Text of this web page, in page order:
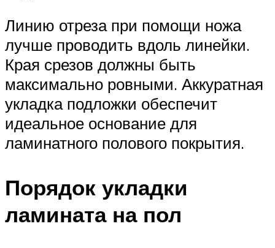
Линию отреза при помощи ножа
лучше проводить вдоль линейки.
Края срезов должны быть
максимально ровными. Аккуратная
укладка подложки обеспечит
идеальное основание для
ламинатного полового покрытия.
Порядок укладки
ламината на пол